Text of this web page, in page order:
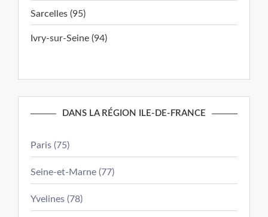
Sarcelles (95)
Ivry-sur-Seine (94)
DANS LA RÉGION ILE-DE-FRANCE
Paris (75)
Seine-et-Marne (77)
Yvelines (78)